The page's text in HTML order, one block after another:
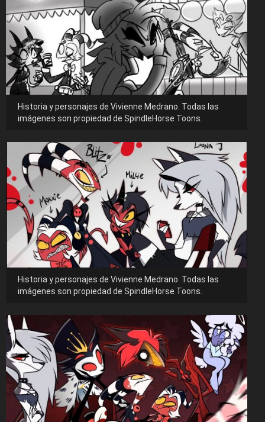
Historia y personajes de Vivienne Medrano. Todas las
imágenes son propiedad de SpindleHorse Toons.
Historia y personajes de Vivienne Medrano. Todas las
imágenes son propiedad de SpindleHorse Toons.